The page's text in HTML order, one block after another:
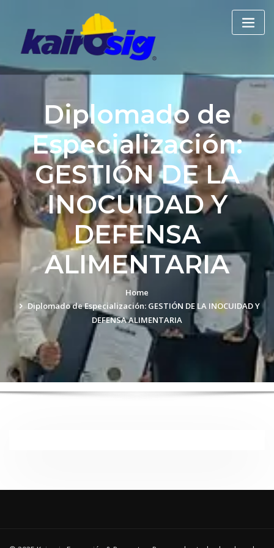
content
Diplomado de
Especialización:
GESTIÓN DE LA
INOCUIDAD Y
DEFENSA
ALIMENTARIA
Home
Diplomado de Especialización: GESTIÓN DE LA INOCUIDAD Y
DEFENSA ALIMENTARIA